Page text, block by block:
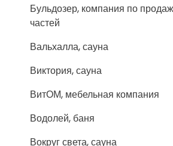
Бульдозер, компания по
частей
Вальхалла, сауна
Виктория, сауна
ВитОМ, мебельная компания
Водолей, баня
Вокруг света, сауна